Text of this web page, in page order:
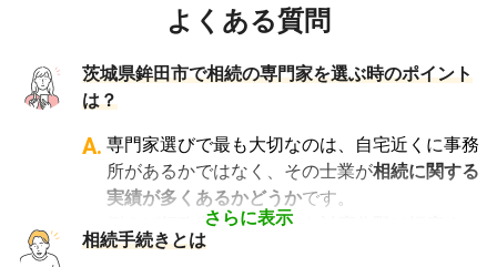
よくある質問
茨城県鉾田市で相続の専門家を選ぶ時のポイント
は？
さらに表示
A. 専門家選びで最も大切なのは、自宅近くに事務
所があるかではなく、その士業が相続に関する
実績が多くあるかどうかです。
例えば行政書士といっても対応分野は幅広く、
法人設立や許認可申請など法人業務を中心に行
相続手続きとは